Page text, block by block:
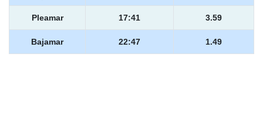
Pleamar 17:41 3.59
Bajamar 22:47 1.49